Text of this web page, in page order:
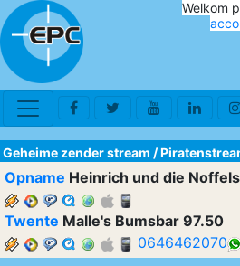
Welkom
Geheime zender stream /
Opname Heinrich und die Noffels
Twente Malle's Bumsbar 97.50
0646462070